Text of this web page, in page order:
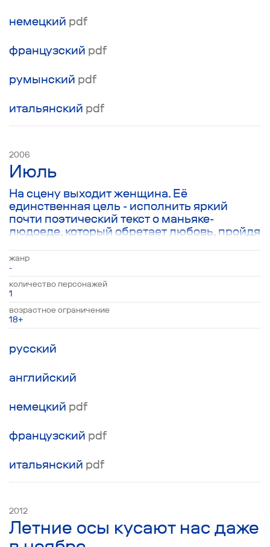
немецкий pdf
французский pdf
румынский pdf
итальянский pdf
Июль
2006
На сцену выходит женщина. Её
единственная цель - исполнить яркий
почти поэтический текст о маньяке-
людоеде, который обретает любовь, пройдя
коренастый житель глухой русской
деревни, у которого сгорает дом вместе с
двумя собаками внутри. Череда роковых
событий, последовавшая за этим пожаром
приводит его в смоленский дурдом, где он
неожиданно для себя убивает Бога,
обретает настоящую любовь и находит
своё последнее пристанище.
жанр
-
количество персонажей
1
возрастное ограничение
18+
русский
английский
немецкий pdf
французский pdf
итальянский pdf
Летние осы кусают нас даже
2012